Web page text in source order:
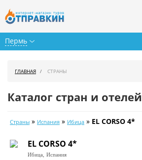
Пермь
Календарь туров
Цены дня
ГЛАВНАЯ СТРАНЫ
Каталог стран и отелей
Страны » Испания » Ибица » EL CORSO 4*
EL CORSO 4*
Ибица, Испания